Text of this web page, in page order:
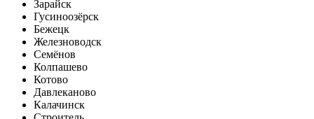
Зарайск
Гусиноозёрск
Бежецк
Железноводск
Семёнов
Колпашево
Котово
Давлеканово
Калачинск